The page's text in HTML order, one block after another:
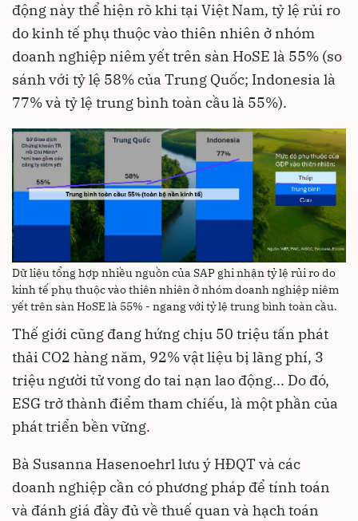
động này thể hiện rõ khi tại Việt Nam, tỷ lệ rủi ro
do kinh tế phụ thuộc vào thiên nhiên ở nhóm
doanh nghiệp niêm yết trên sàn HoSE là 55% (so
sánh với tỷ lệ 58% của Trung Quốc; Indonesia là
77% và tỷ lệ trung bình toàn cầu là 55%).
Dữ liệu tổng hợp nhiều nguồn của SAP ghi nhận tỷ lệ rủi ro do
kinh tế phụ thuộc vào thiên nhiên ở nhóm doanh nghiệp niêm
yết trên sàn HoSE là 55% - ngang với tỷ lệ trung bình toàn cầu.
Thế giới cũng đang hứng chịu 50 triệu tấn phát
thải CO2 hàng năm, 92% vật liệu bị lãng phí, 3
triệu người tử vong do tai nạn lao động... Do đó,
ESG trở thành điểm tham chiếu, là một phần của
phát triển bền vững.
Bà Susanna Hasenoehrl lưu ý HĐQT và các
doanh nghiệp cần có phương pháp để tính toán
và đánh giá đầy đủ về thuế quan và hạch toán